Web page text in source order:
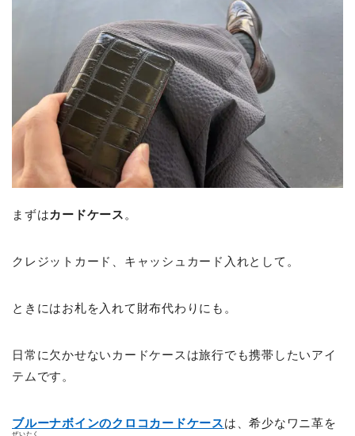
まずはカードケース 。
クレジットカード、キャッシュカード入れとして。
ときにはお札を入れて財布代わりにも。
日常に欠かせないカードケースは旅行でも携帯したいアイ
テムです。
ブルーナボインのクロコカードケースは、希少なワニ革を
ぜいたく